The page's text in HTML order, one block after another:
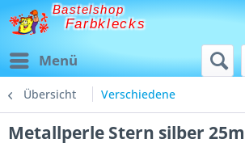
Bastelshop
Farbklecks
Menü
Übersicht Verschiedene
Metallperle Stern silber